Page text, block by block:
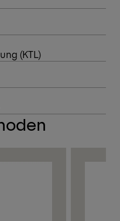
(KTL)